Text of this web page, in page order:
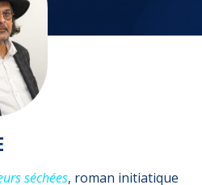
séchées, roman initiatique